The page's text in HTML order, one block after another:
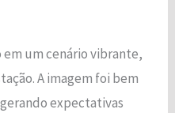
em um cenário vibrante,
A imagem foi bem
expectativas
do site, com
base em
como o site é
usado.